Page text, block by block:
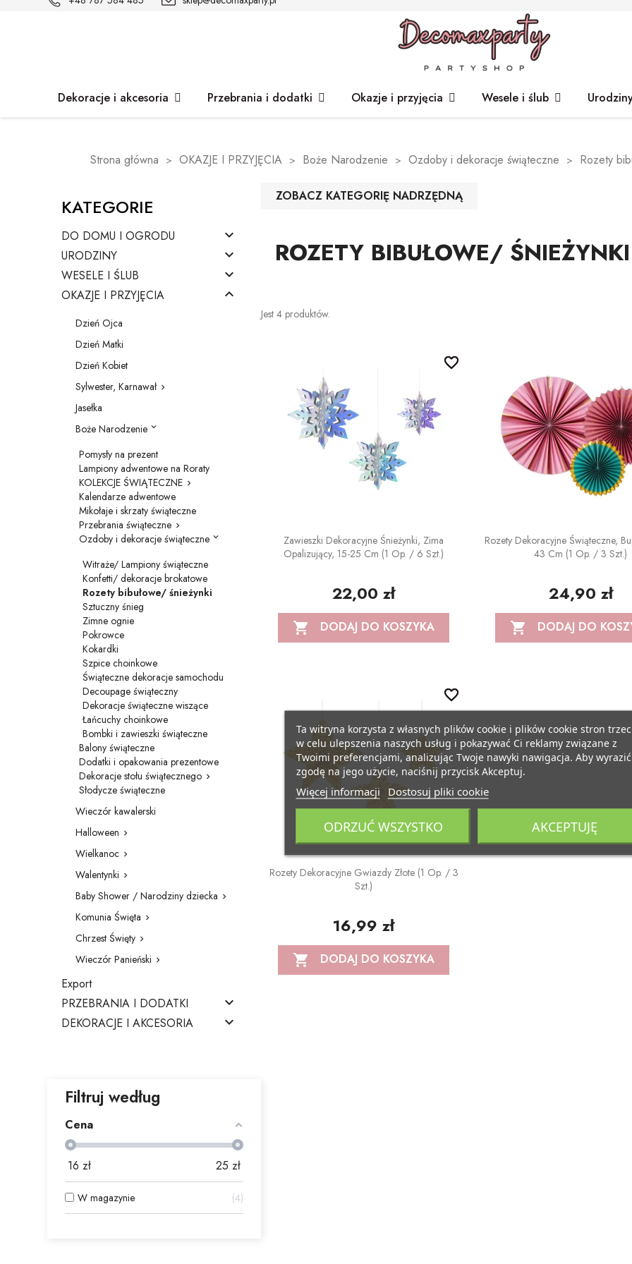
Dekoracje i akcesoria Przebrania i dodatki Okazje i przyjęcia Wesele i ślub
Strona główna OKAZJE I PRZYJĘCIA Boże Narodzenie Ozdoby i dekoracje świąteczne Rozety
KATEGORIE
DO DOMU I OGRODU 
URODZINY 
WESELE I ŚLUB 
OKAZJE I PRZYJĘCIA 
Dzień Ojca
Dzień Matki
Dzień Kobiet
Sylwester, Karnawał 
Jasełka
Boże Narodzenie 
Pomysły na prezent
Lampiony adwentowe na Roraty
KOLEKCJE ŚWIĄTECZNE 
Kalendarze adwentowe
Mikołaje i skrzaty świąteczne
Przebrania świąteczne 
Ozdoby i dekoracje świąteczne 
Witraże/ Lampiony świąteczne
Konfetti/ dekoracje brokatowe
Rozety bibułowe/ śnieżynki
Sztuczny śnieg
Zimne ognie
Pokrowce
Kokardki
Szpice choinkowe
Świąteczne dekoracje samochodu
Decoupage świąteczny
Dekoracje świąteczne wiszące
Łańcuchy choinkowe
Bombki i zawieszki świąteczne
Balony świąteczne
Dodatki i opakowania prezentowe
Dekoracje stołu świątecznego 
Słodycze świąteczne
Wieczór kawalerski
Halloween 
Wielkanoc 
Walentynki 
Baby Shower / Narodziny dziecka 
Komunia Święta 
Chrzest Święty 
Wieczór Panieński 
Export
PRZEBRANIA I DODATKI

DEKORACJE I AKCESORIA 
Filtruj według
Cena
16 zł 25 zł
W magazynie 4
ZOBACZ KATEGORIĘ NADRZĘDNĄ
ROZETY BIBUŁOWE/ ŚNIEŻYNKI
Jest 4 produktów.
Zawieszki Dekoracyjne Śnieżynki, Zima
Opalizujący, 15-25 Cm (1 Op. / 6 Szt.)
22,00 zł
 DODAJ DO KOSZYKA
favorite_border
favorite_border
Rozety Dekoracyjne Świąteczne,
43 Cm (1 Op. / 3 Szt.)
24,90 zł
 DODAJ DO
Rozety Dekoracyjne Gwiazdy Złote (1 Op. / 3
Szt.)
16,99 zł
 DODAJ DO KOSZYKA
favorite_border
favorite_border
Ta witryna korzysta z własnych plików cookie i plików cookie stron
w celu ulepszenia naszych usług i pokazywać Ci reklamy związane z
Twoimi preferencjami, analizując Twoje nawyki nawigacja. Aby wyrazić
zgodę na jego użycie, naciśnij przycisk Akceptuj.
Więcej informacji Dostosuj pliki cookie
ODRZUĆ WSZYSTKO AKCEPTUJĘ